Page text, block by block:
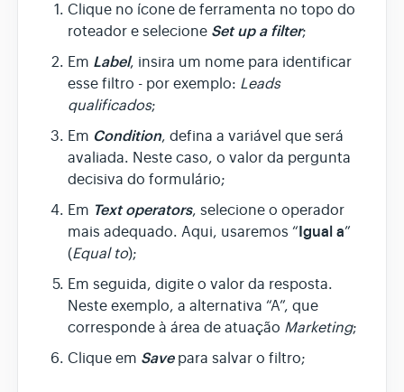
Clique no ícone de ferramenta no topo do
roteador e selecione Set up a filter;
Em Label, insira um nome para identificar
esse filtro - por exemplo: Leads
qualificados;
Em Condition, defina a variável que será
avaliada. Neste caso, o valor da pergunta
decisiva do formulário;
Em Text operators, selecione o operador
mais adequado. Aqui, usaremos “Igual a”
(Equal to);
Em seguida, digite o valor da resposta.
Neste exemplo, a alternativa “A”, que
corresponde à área de atuação Marketing;
Clique em Savepara salvar o filtro;